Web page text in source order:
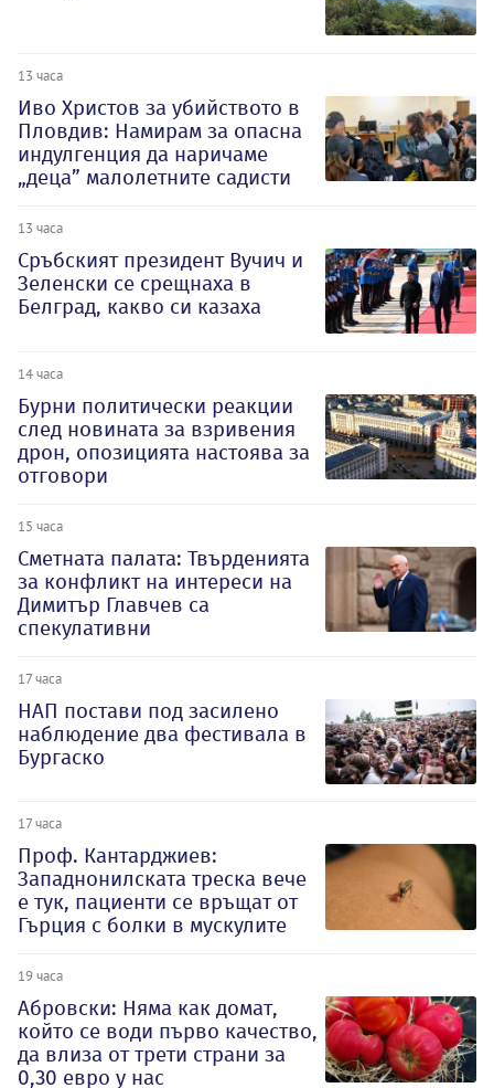
13 часа
Иво Христов за убийството в
Пловдив: Намирам за опасна
индулгенция да наричаме
„деца” малолетните садисти
13 часа
Сръбският президент Вучич и
Зеленски се срещнаха в
Белград, какво си казаха
14 часа
Бурни политически реакции
след новината за взривения
дрон, опозицията настоява за
отговори
15 часа
Сметната палата: Твърденията
за конфликт на интереси на
Димитър Главчев са
спекулативни
17 часа
НАП постави под засилено
наблюдение два фестивала в
Бургаско
17 часа
Проф. Кантарджиев:
Западнонилската треска вече
е тук, пациенти се връщат от
Гърция с болки в мускулите
19 часа
Абровски: Няма как домат,
който се води първо качество,
да влиза от трети страни за
0,30 евро у нас